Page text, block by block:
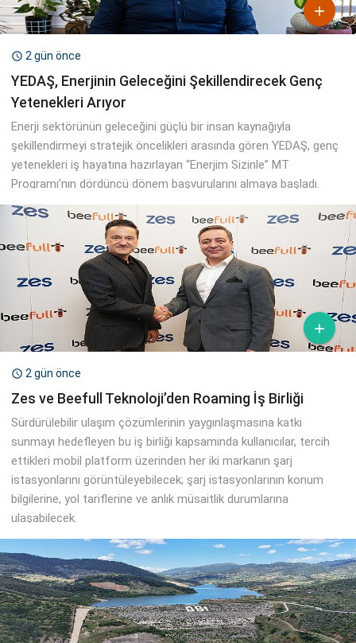

 2 gün önce
YEDAŞ, Enerjinin Geleceğini Şekillendirecek Genç
Yetenekleri Arıyor
Enerji sektörünün geleceğini güçlü bir insan kaynağıyla
şekillendirmeyi stratejik öncelikleri arasında gören YEDAŞ, genç
yetenekleri iş hayatına hazırlayan “Enerjim Sizinle” MT
Programı’nın dördüncü dönem başvurularını almaya başladı.

 2 gün önce
Zes ve Beefull Teknoloji’den Roaming İş Birliği
Sürdürülebilir ulaşım çözümlerinin yaygınlaşmasına katkı
sunmayı hedefleyen bu iş birliği kapsamında kullanıcılar, tercih
ettikleri mobil platform üzerinden her iki markanın şarj
istasyonlarını görüntüleyebilecek; şarj istasyonlarının konum
bilgilerine, yol tariflerine ve anlık müsaitlik durumlarına
ulaşabilecek.